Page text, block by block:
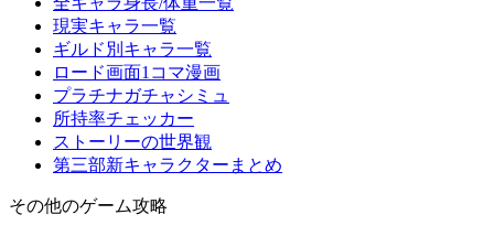
現実キャラ一覧
ギルド別キャラ一覧
ロード画面1コマ漫画
プラチナガチャシミュ
所持率チェッカー
ストーリーの世界観
第三部新キャラクターまとめ
その他のゲーム攻略